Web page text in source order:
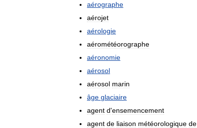
aérographe
aérojet
aérologie
aérométéorographe
aéronomie
aérosol
aérosol marin
âge glaciaire
agent d'ensemencement
agent de liaison météorologique de